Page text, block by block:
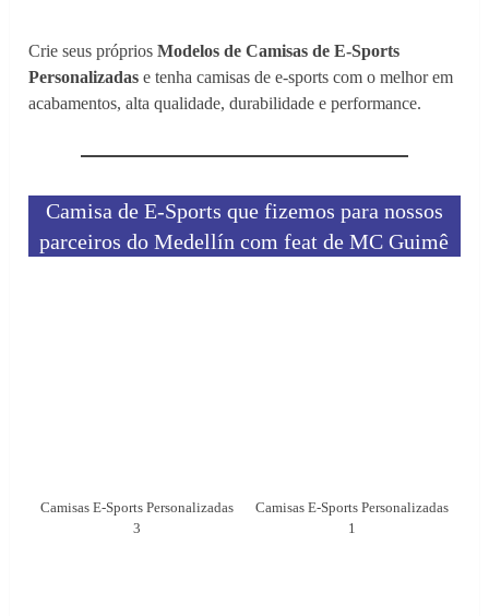
Crie seus própriosModelos de Camisas de E-Sports
Personalizadase tenha camisas de e-sports com o melhor em
acabamentos, alta qualidade, durabilidade e performance.
Camisa de E-Sports que fizemos para nossos
parceiros do Medellín com feat de MC Guimê
Camisas E-Sports Personalizadas
3
Camisas E-Sports Personalizadas
1